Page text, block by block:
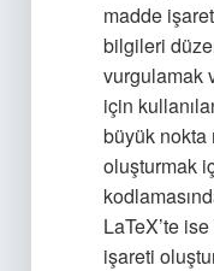
madde
bilgileri
vurgulamak
için
büyük nokta
oluşturmak
LaTeX’te
işareti